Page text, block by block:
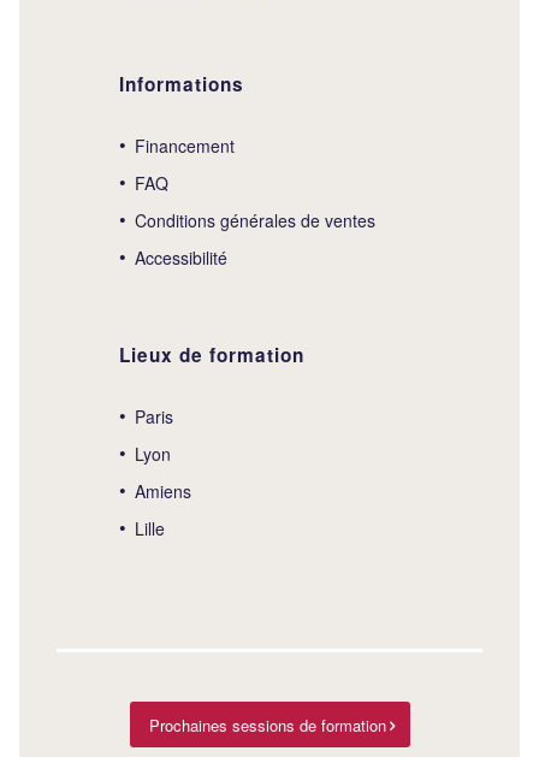
Informations
Financement
FAQ
Conditions générales de ventes
Accessibilité
Lieux de formation
Paris
Lyon
Amiens
Lille
Prochaines sessions de formation